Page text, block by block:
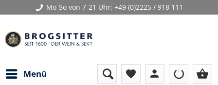
Mo-So von 7-21 Uhr: +49 (0)2225 / 918 111
Menü favorite person shopping_basket